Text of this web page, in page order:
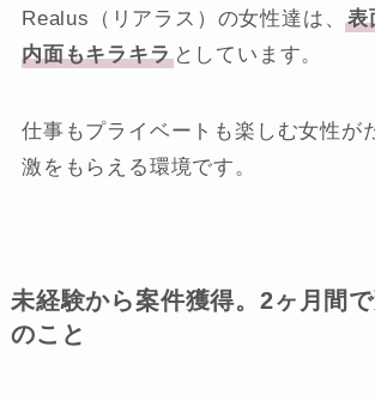
Realus（リアラス）の女性達は、表
内面もキラキラとしています。
仕事もプライベートも楽しむ女性が
激をもらえる環境です。
未経験から案件獲得。2ヶ月間
のこと